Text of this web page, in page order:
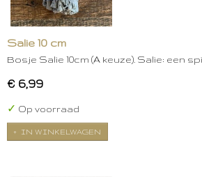
Salie 10 cm
Bosje Salie 10cm (A keuze). Salie: een
€ 6,99
✓ Op voorraad
IN WINKELWAGEN